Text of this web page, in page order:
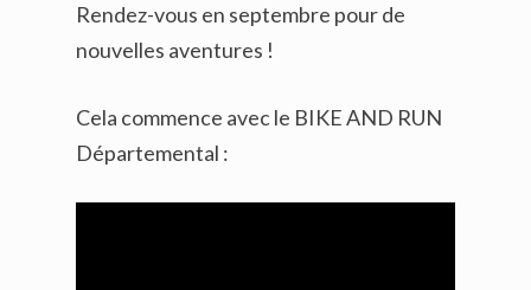
Rendez-vous en septembre pour de
nouvelles aventures !
Cela commence avec le BIKE AND RUN
Départemental :